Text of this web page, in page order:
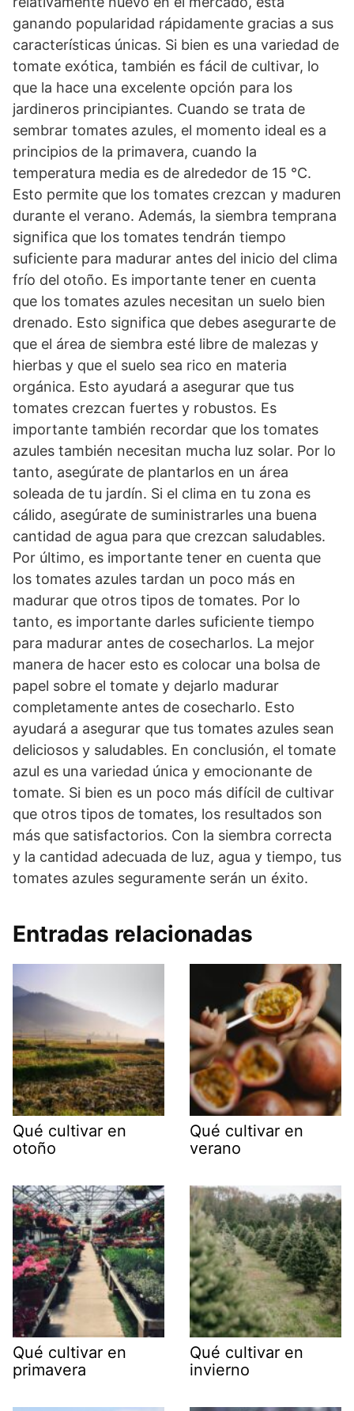
ganando popularidad rápidamente gracias a sus
características únicas. Si bien es una variedad de
tomate exótica, también es fácil de cultivar, lo
que la hace una excelente opción para los
jardineros principiantes. Cuando se trata de
sembrar tomates azules, el momento ideal es a
principios de la primavera, cuando la
temperatura media es de alrededor de 15 °C.
Esto permite que los tomates crezcan y maduren
durante el verano. Además, la siembra temprana
significa que los tomates tendrán tiempo
suficiente para madurar antes del inicio del clima
frío del otoño. Es importante tener en cuenta
que los tomates azules necesitan un suelo bien
drenado. Esto significa que debes asegurarte de
que el área de siembra esté libre de malezas y
hierbas y que el suelo sea rico en materia
orgánica. Esto ayudará a asegurar que tus
tomates crezcan fuertes y robustos. Es
importante también recordar que los tomates
azules también necesitan mucha luz solar. Por lo
tanto, asegúrate de plantarlos en un área
soleada de tu jardín. Si el clima en tu zona es
cálido, asegúrate de suministrarles una buena
cantidad de agua para que crezcan saludables.
Por último, es importante tener en cuenta que
los tomates azules tardan un poco más en
madurar que otros tipos de tomates. Por lo
tanto, es importante darles suficiente tiempo
para madurar antes de cosecharlos. La mejor
manera de hacer esto es colocar una bolsa de
papel sobre el tomate y dejarlo madurar
completamente antes de cosecharlo. Esto
ayudará a asegurar que tus tomates azules sean
deliciosos y saludables. En conclusión, el tomate
azul es una variedad única y emocionante de
tomate. Si bien es un poco más difícil de cultivar
que otros tipos de tomates, los resultados son
más que satisfactorios. Con la siembra correcta
y la cantidad adecuada de luz, agua y tiempo, tus
tomates azules seguramente serán un éxito.
Entradas relacionadas
Qué cultivar en
otoño
Qué cultivar en
verano
Qué cultivar en
primavera
Qué cultivar en
invierno